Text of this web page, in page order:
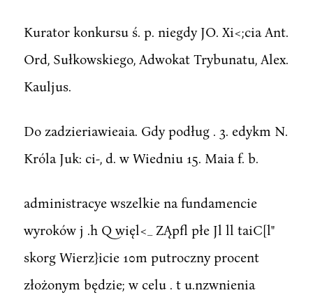
Kurator konkursu ś. p. niegdy JO. Xi<;cia Ant.
Ord, Sułkowskiego, Adwokat Trybunatu, Alex.
Kauljus.
Do zadzieriawieaia. Gdy podług . 3. edykm N.
Króla Juk: ci-, d. w Wiedniu 15. Maia f. b.
administracye wszelkie na fundamencie
wyroków j .h Q więl<_ ZĄpfl płe Jl ll taiC[l"
skorg Wierz}icie 10m putroczny procent
złożonym będzie; w celu . t u.nzwnienia